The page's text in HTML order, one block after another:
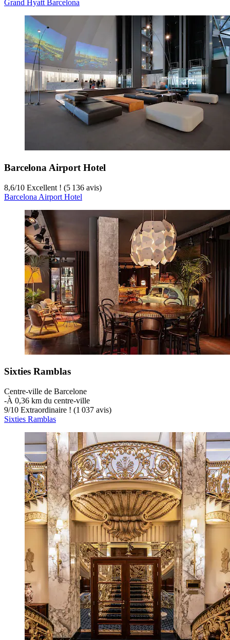
Grand Hyatt Barcelona
Barcelona Airport Hotel
8,6/10 Excellent ! (5 136 avis)
Barcelona Airport Hotel
Sixties Ramblas
Centre-ville de Barcelone
‐À 0,36 km du centre-ville
9/10 Extraordinaire ! (1 037 avis)
Sixties Ramblas